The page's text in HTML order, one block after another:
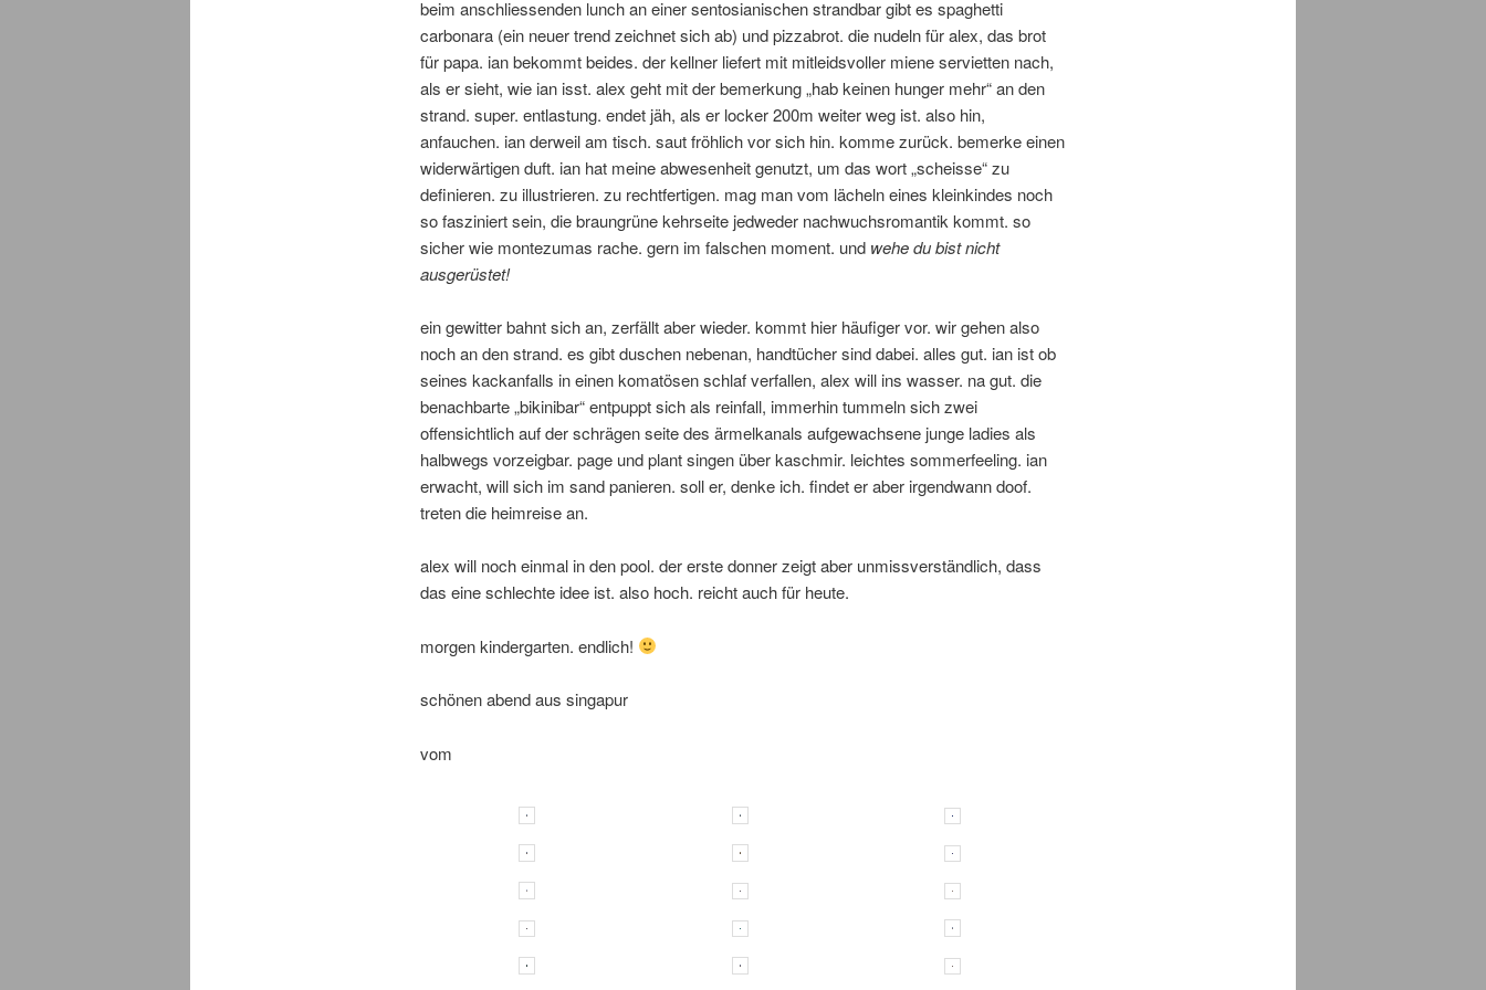
beim anschliessenden lunch an einer sentosianischen strandbar gibt es spaghetti
carbonara (ein neuer trend zeichnet sich ab) und pizzabrot. die nudeln für alex, das brot
für papa. ian bekommt beides. der kellner liefert mit mitleidsvoller miene servietten nach,
als er sieht, wie ian isst. alex geht mit der bemerkung „hab keinen hunger mehr“ an den
strand. super. entlastung. endet jäh, als er locker 200m weiter weg ist. also hin,
anfauchen. ian derweil am tisch. saut fröhlich vor sich hin. komme zurück. bemerke einen
widerwärtigen duft. ian hat meine abwesenheit genutzt, um das wort „scheisse“ zu
definieren. zu illustrieren. zu rechtfertigen. mag man vom lächeln eines kleinkindes noch
so fasziniert sein, die braungrüne kehrseite jedweder nachwuchsromantik kommt. so
sicher wie montezumas rache. gern im falschen moment. und wehe du bist nicht
ausgerüstet!
ein gewitter bahnt sich an, zerfällt aber wieder. kommt hier häufiger vor. wir gehen also
noch an den strand. es gibt duschen nebenan, handtücher sind dabei. alles gut. ian ist ob
seines kackanfalls in einen komatösen schlaf verfallen, alex will ins wasser. na gut. die
benachbarte „bikinibar“ entpuppt sich als reinfall, immerhin tummeln sich zwei
offensichtlich auf der schrägen seite des ärmelkanals aufgewachsene junge ladies als
halbwegs vorzeigbar. page und plant singen über kaschmir. leichtes sommerfeeling. ian
erwacht, will sich im sand panieren. soll er, denke ich. findet er aber irgendwann doof.
treten die heimreise an.
alex will noch einmal in den pool. der erste donner zeigt aber unmissverständlich, dass
das eine schlechte idee ist. also hoch. reicht auch für heute.
morgen kindergarten. endlich!
schönen abend aus singapur
vom